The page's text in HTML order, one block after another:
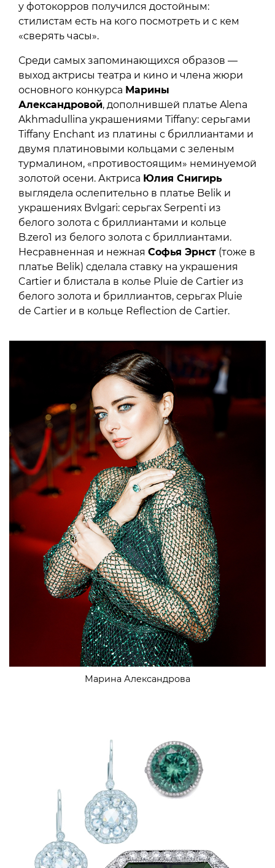
у фотокорров получился достойным:
стилистам есть на кого посмотреть и с кем
«сверять часы».
Среди самых запоминающихся образов —
выход актрисы театра и кино и члена жюри
основного конкурса Марины
Александровой, дополнившей платье Alena
Akhmadullina украшениями Tiffany: серьгами
Tiffany Enchant из платины с бриллиантами и
двумя платиновыми кольцами c зеленым
турмалином, «противостоящим» неминуемой
золотой осени. Актриса Юлия Снигирь
выглядела ослепительно в платье Belik и
украшениях Bvlgari: серьгах Serpenti из
белого золота с бриллиантами и кольце
B.zero1 из белого золота с бриллиантами.
Несравненная и нежная Софья Эрнст (тоже в
платье Belik) сделала ставку на украшения
Cartier и блистала в колье Pluie de Cartier из
белого золота и бриллиантов, серьгах Pluie
de Cartier и в кольце Reflection de Cartier.
Марина Александрова